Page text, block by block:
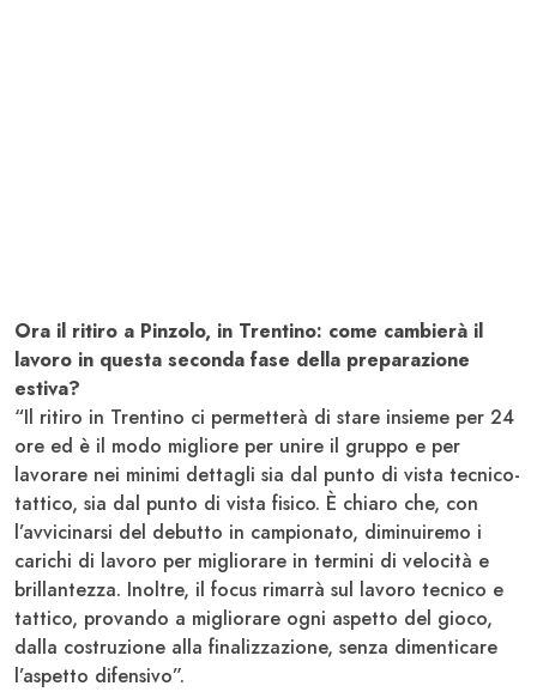
Ora il ritiro a Pinzolo, in Trentino: come cambierà il
lavoro in questa seconda fase della preparazione
estiva?
“Il ritiro in Trentino ci permetterà di stare insieme per 24
ore ed è il modo migliore per unire il gruppo e per
lavorare nei minimi dettagli sia dal punto di vista tecnico-
tattico, sia dal punto di vista fisico. È chiaro che, con
l’avvicinarsi del debutto in campionato, diminuiremo i
carichi di lavoro per migliorare in termini di velocità e
brillantezza. Inoltre, il focus rimarrà sul lavoro tecnico e
tattico, provando a migliorare ogni aspetto del gioco,
dalla costruzione alla finalizzazione, senza dimenticare
l’aspetto difensivo”.